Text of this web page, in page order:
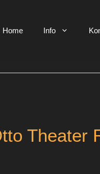
Home Info
Theater